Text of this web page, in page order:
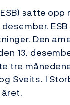
satte
Den
13.
tre
Sveits. I